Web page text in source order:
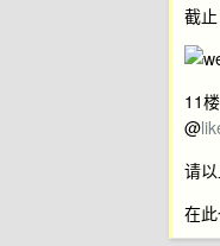
截
11
@
请
在